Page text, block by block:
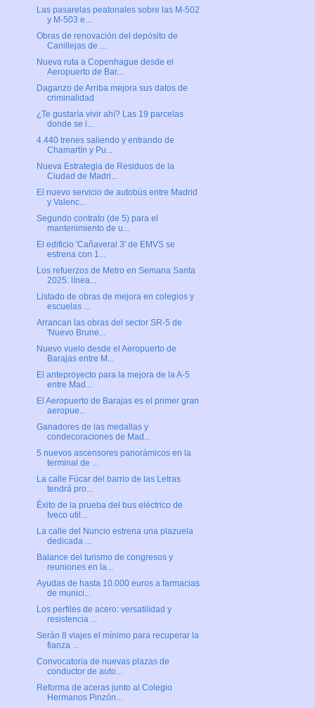
Las pasarelas peatonales sobre las M-502
y M-503 e...
Obras de renovación del depósito de
Canillejas de ...
Nueva ruta a Copenhague desde el
Aeropuerto de Bar...
Daganzo de Arriba mejora sus datos de
criminalidad
¿Te gustaría vivir ahí? Las 19 parcelas
donde se l...
4.440 trenes saliendo y entrando de
Chamartín y Pu...
Nueva Estrategia de Residuos de la
Ciudad de Madri...
El nuevo servicio de autobús entre Madrid
y Valenc...
Segundo contrato (de 5) para el
mantenimiento de u...
El edificio 'Cañaveral 3' de EMVS se
estrena con 1...
Los refuerzos de Metro en Semana Santa
2025: línea...
Listado de obras de mejora en colegios y
escuelas ...
Arrancan las obras del sector SR-5 de
'Nuevo Brune...
Nuevo vuelo desde el Aeropuerto de
Barajas entre M...
El anteproyecto para la mejora de la A-5
entre Mad...
El Aeropuerto de Barajas es el primer gran
aeropue...
Ganadores de las medallas y
condecoraciones de Mad...
5 nuevos ascensores panorámicos en la
terminal de ...
La calle Fúcar del barrio de las Letras
tendrá pro...
Éxito de la prueba del bus eléctrico de
Iveco util...
La calle del Nuncio estrena una plazuela
dedicada ...
Balance del turismo de congresos y
reuniones en la...
Ayudas de hasta 10.000 euros a farmacias
de munici...
Los perfiles de acero: versatilidad y
resistencia ...
Serán 8 viajes el mínimo para recuperar la
fianza ...
Convocatoria de nuevas plazas de
conductor de auto...
Reforma de aceras junto al Colegio
Hermanos Pinzón...